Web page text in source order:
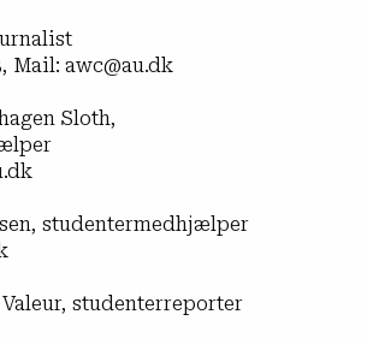
Mail: awc@au.dk
Sloth,
studentermedhjælper
studenterreporter